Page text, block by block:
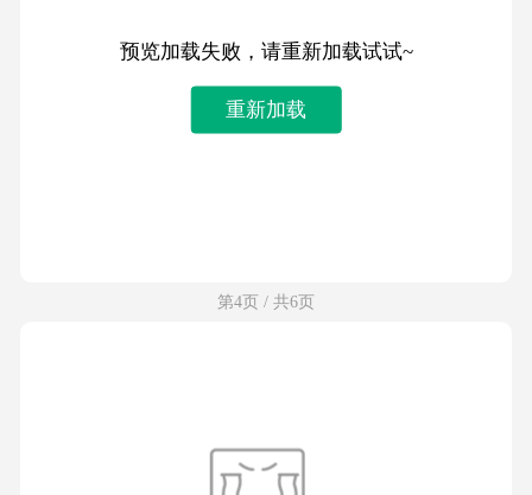
预览加载失败，请重新加载试试~
重新加载
第4页 / 共6页